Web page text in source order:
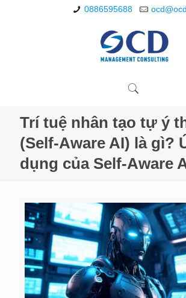
0886595688
Trí tuệ nhân tạo tự ý
(Self-Aware AI) là gì?
dụng của Self-Aware